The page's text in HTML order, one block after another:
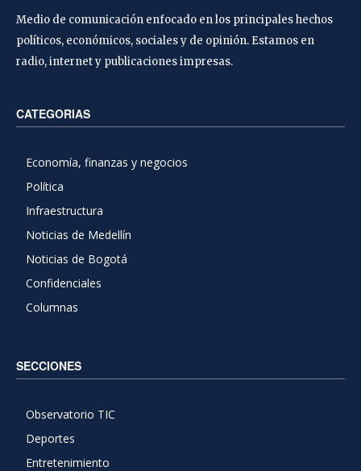
Medio de comunicación enfocado en los principales hechos
políticos, económicos, sociales y de opinión. Estamos en
radio, internet y publicaciones impresas.
CATEGORIAS
Economía, finanzas y negocios
Política
Infraestructura
Noticias de Medellín
Noticias de Bogotá
Confidenciales
Columnas
SECCIONES
Observatorio TIC
Deportes
Entretenimiento